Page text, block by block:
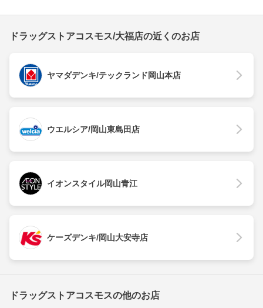
ドラッグストアコスモス/大福店の近くのお店
ヤマダデンキ/テックランド岡山本店
ウエルシア/岡山東島田店
イオンスタイル岡山青江
ケーズデンキ/岡山大安寺店
ドラッグストアコスモスの他のお店